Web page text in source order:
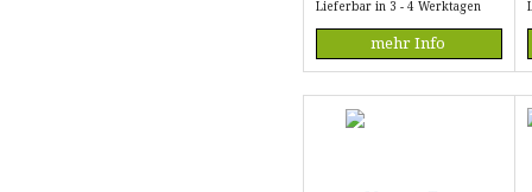
Lieferbar in 3 - 4 Werktagen
mehr Info